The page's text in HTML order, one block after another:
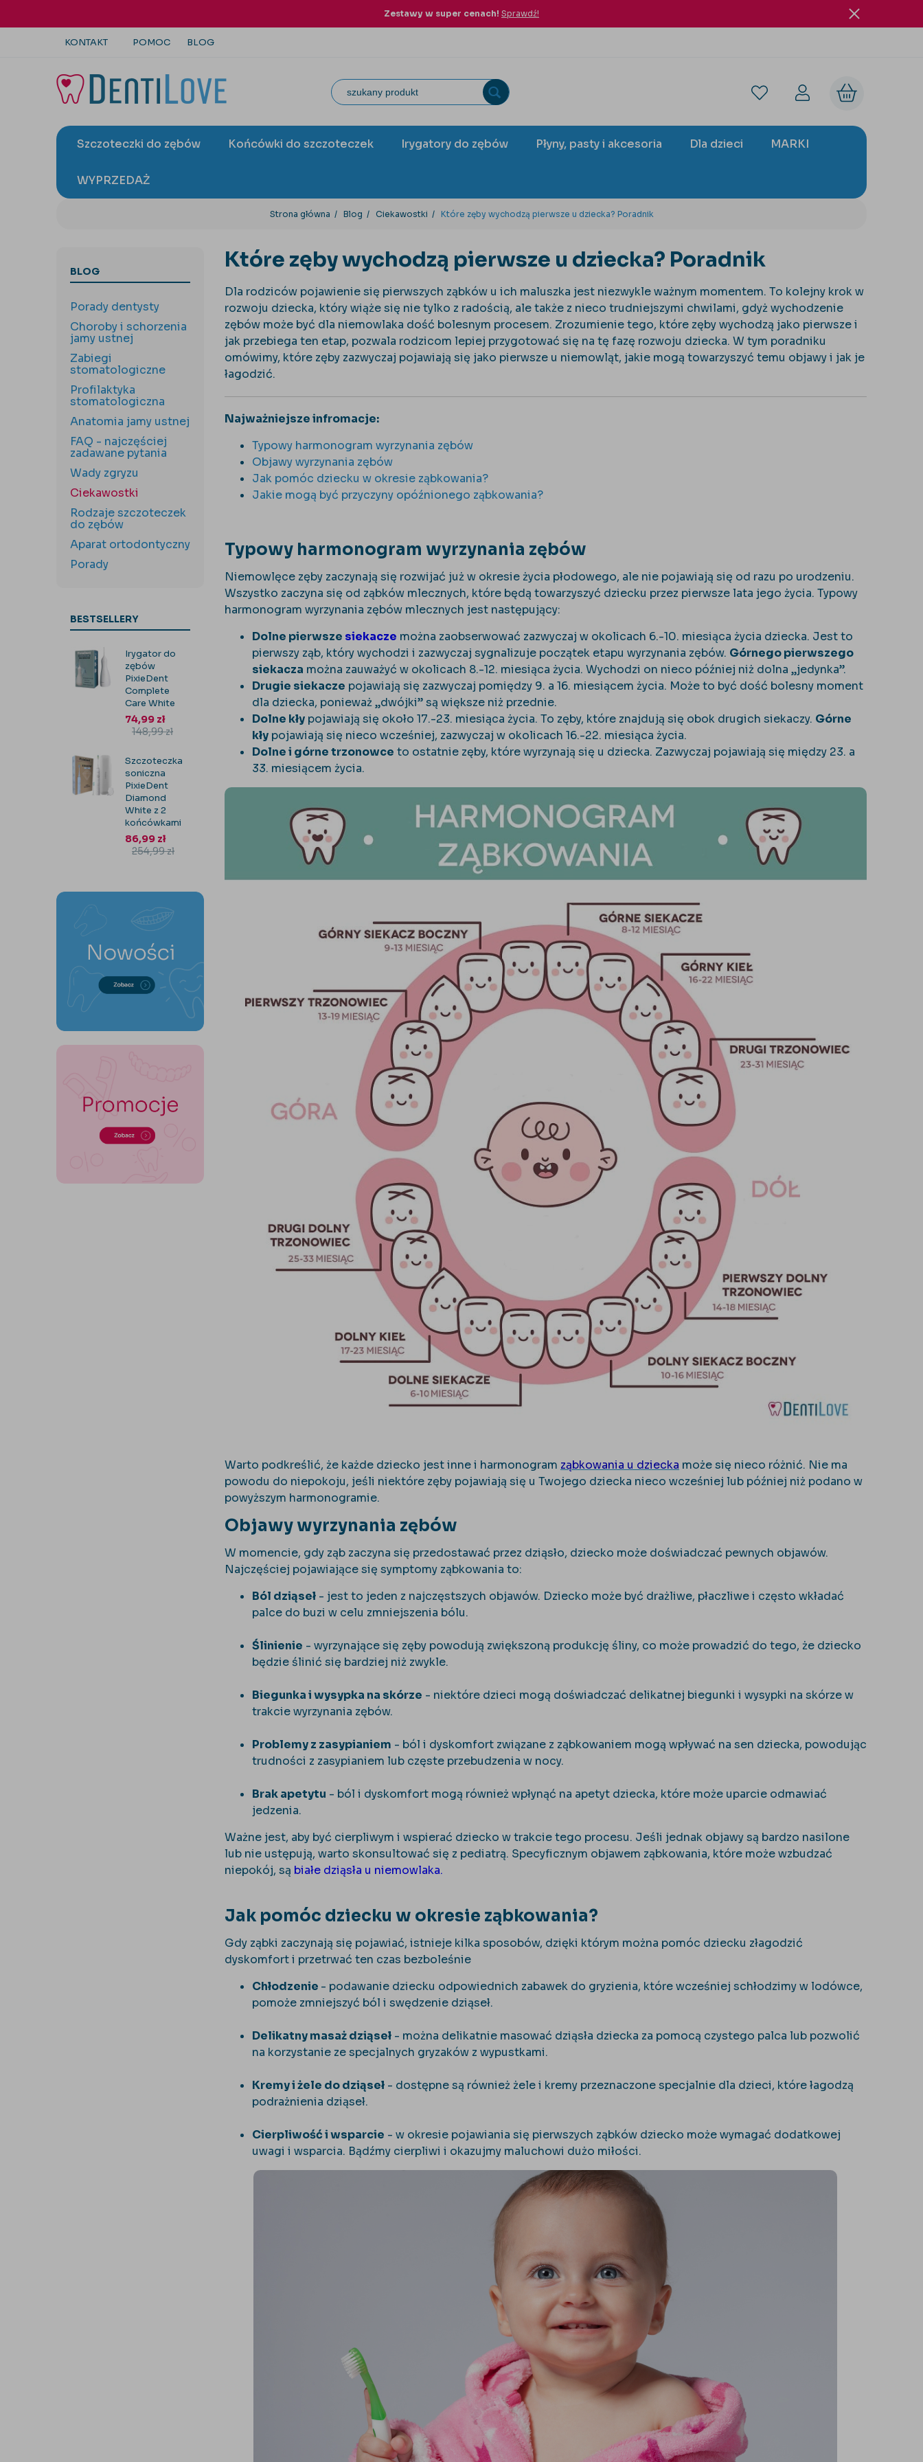
Zestawy w super cenach! Sprawdź!
KONTAKT
+48 22 113 4446
kontakt@dentilove.pl
POMOC BLOG
Szczoteczki do zębów Końcówki do szczoteczek Irygatory do zębów Płyny, pasty i akcesoria Dla dzieci MARKI
WYPRZEDAŻ
Strona główna Blog Ciekawostki Które zęby wychodzą pierwsze u dziecka? Poradnik
BLOG
Porady dentysty
Choroby i schorzenia
jamy ustnej
Zabiegi
stomatologiczne
Profilaktyka
stomatologiczna
Anatomia jamy ustnej
FAQ - najczęściej
zadawane pytania
Wady zgryzu
Ciekawostki
Rodzaje szczoteczek
do zębów
Aparat ortodontyczny
Porady
BESTSELLERY
Irygator do
zębów
PixieDent
Complete
Care White
74,99 zł
148,99zł
Szczoteczka
soniczna
PixieDent
Diamond
White z 2
końcówkami
86,99 zł
254,99zł
Które zęby wychodzą pierwsze u dziecka? Poradnik
Dla rodziców pojawienie się pierwszych ząbków u ich maluszka jest niezwykle ważnym momentem. To kolejny krok w
rozwoju dziecka, który wiąże się nie tylko z radością, ale także z nieco trudniejszymi chwilami, gdyż wychodzenie
zębów może być dla niemowlaka dość bolesnym procesem. Zrozumienie tego, które zęby wychodzą jako pierwsze i
jak przebiega ten etap, pozwala rodzicom lepiej przygotować się na tę fazę rozwoju dziecka. W tym poradniku
omówimy, które zęby zazwyczaj pojawiają się jako pierwsze u niemowląt, jakie mogą towarzyszyć temu objawy i jak je
łagodzić.
Najważniejsze infromacje:
Typowy harmonogram wyrzynania zębów
Objawy wyrzynania zębów
Jak pomóc dziecku w okresie ząbkowania?
Jakie mogą być przyczyny opóźnionego ząbkowania?
Typowy harmonogram wyrzynania zębów
Niemowlęce zęby zaczynają się rozwijać już w okresie życia płodowego, ale nie pojawiają się od razu po urodzeniu.
Wszystko zaczyna się od ząbków mlecznych, które będą towarzyszyć dziecku przez pierwsze lata jego życia. Typowy
harmonogram wyrzynania zębów mlecznych jest następujący:
Dolne pierwsze siekacze można zaobserwować zazwyczaj w okolicach 6.-10. miesiąca życia dziecka. Jest to
pierwszy ząb, który wychodzi i zazwyczaj sygnalizuje początek etapu wyrzynania zębów. Górnego pierwszego
siekacza można zauważyć w okolicach 8.-12. miesiąca życia. Wychodzi on nieco później niż dolna „jedynka”.
Drugie siekacze pojawiają się zazwyczaj pomiędzy 9. a 16. miesiącem życia. Może to być dość bolesny moment
dla dziecka, ponieważ „dwójki” są większe niż przednie.
Dolne kłypojawiają się około 17.-23. miesiąca życia. To zęby, które znajdują się obok drugich siekaczy. Górne
kłypojawiają się nieco wcześniej, zazwyczaj w okolicach 16.-22. miesiąca życia.
Dolne i górne trzonowce to ostatnie zęby, które wyrzynają się u dziecka. Zazwyczaj pojawiają się między 23. a
33. miesiącem życia.
Warto podkreślić, że każde dziecko jest inne i harmonogram ząbkowania u dziecka może się nieco różnić. Nie ma
powodu do niepokoju, jeśli niektóre zęby pojawiają się u Twojego dziecka nieco wcześniej lub później niż podano w
powyższym harmonogramie.
Objawy wyrzynania zębów
W momencie, gdy ząb zaczyna się przedostawać przez dziąsło, dziecko może doświadczać pewnych objawów.
Najczęściej pojawiające się symptomy ząbkowania to:
Ból dziąseł- jest to jeden z najczęstszych objawów. Dziecko może być drażliwe, płaczliwe i często wkładać
palce do buzi w celu zmniejszenia bólu.
Ślinienie - wyrzynające się zęby powodują zwiększoną produkcję śliny, co może prowadzić do tego, że dziecko
będzie ślinić się bardziej niż zwykle.
Biegunka i wysypka na skórze - niektóre dzieci mogą doświadczać delikatnej biegunki i wysypki na skórze w
trakcie wyrzynania zębów.
Problemy z zasypianiem - ból i dyskomfort związane z ząbkowaniem mogą wpływać na sen dziecka, powodując
trudności z zasypianiem lub częste przebudzenia w nocy.
Brak apetytu - ból i dyskomfort mogą również wpłynąć na apetyt dziecka, które może uparcie odmawiać
jedzenia.
Ważne jest, aby być cierpliwym i wspierać dziecko w trakcie tego procesu. Jeśli jednak objawy są bardzo nasilone
lub nie ustępują, warto skonsultować się z pediatrą. Specyficznym objawem ząbkowania, które może wzbudzać
niepokój, są białe dziąsła u niemowlaka.
Jak pomóc dziecku w okresie ząbkowania?
Gdy ząbki zaczynają się pojawiać, istnieje kilka sposobów, dzięki którym można pomóc dziecku złagodzić
dyskomfort i przetrwać ten czas bezboleśnie
Chłodzenie - podawanie dziecku odpowiednich zabawek do gryzienia, które wcześniej schłodzimy w lodówce,
pomoże zmniejszyć ból i swędzenie dziąseł.
Delikatny masaż dziąseł- można delikatnie masować dziąsła dziecka za pomocą czystego palca lub pozwolić
na korzystanie ze specjalnych gryzaków z wypustkami.
Kremy i żele do dziąseł- dostępne są również żele i kremy przeznaczone specjalnie dla dzieci, które łagodzą
podrażnienia dziąseł.
Cierpliwość i wsparcie - w okresie pojawiania się pierwszych ząbków dziecko może wymagać dodatkowej
uwagi i wsparcia. Bądźmy cierpliwi i okazujmy maluchowi dużo miłości.